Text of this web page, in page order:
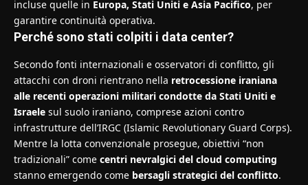
incluse quelle in Europa, Stati Uniti e Asia Pacifico, per
garantire continuità operativa.
Perché sono stati colpiti i data center?
Secondo fonti internazionali e osservatori di conflitto, gli
attacchi con droni rientrano nella retrocessione iraniana
alle recenti operazioni militari condotte da Stati Uniti e
Israele sul suolo iraniano, comprese azioni contro
infrastrutture dell’IRGC (Islamic Revolutionary Guard Corps).
Mentre la lotta convenzionale prosegue, obiettivi “non
tradizionali” come centri nevralgici del cloud computing
stanno emergendo come bersagli strategici del conflitto.